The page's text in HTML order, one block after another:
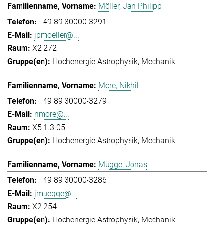
Möller, Jan Philipp
+49 89 30000-3291
jpmoeller@...
X2 272
Hochenergie Astrophysik Mechanik
More, Nikhil
+49 89 30000-3279
nmore@...
X5 1.3.05
Hochenergie Astrophysik Mechanik
Mügge, Jonas
+49 89 30000-3286
jmuegge@...
X2 254
Hochenergie Astrophysik Mechanik